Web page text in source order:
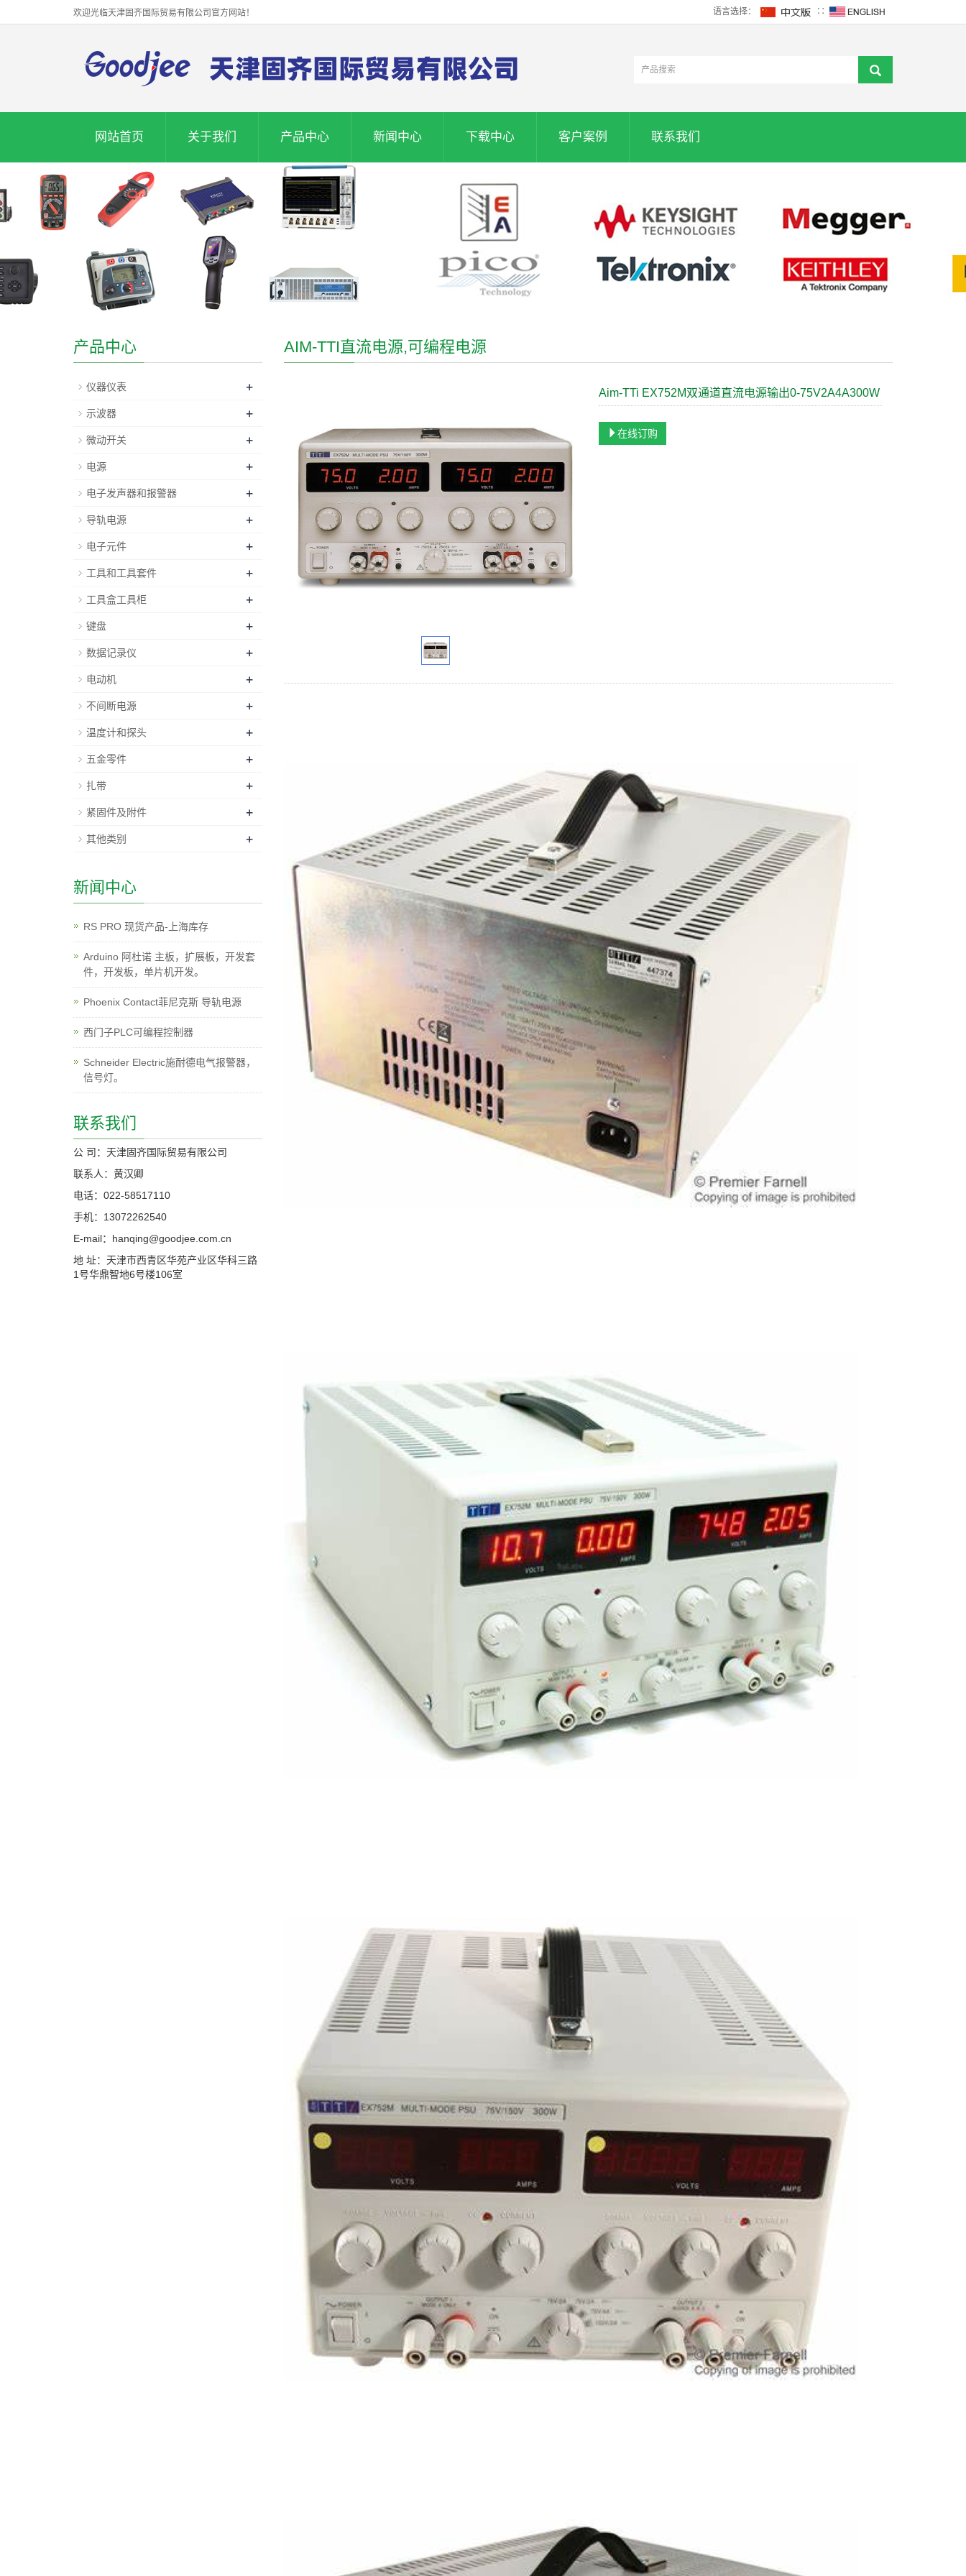
欢迎光临天津固齐国际贸易有限公司官方网站！ 语言选择： ∷
网站首页 关于我们 产品中心 新闻中心 下载中心 客户案例 联系我们
AIM-TTI直流电源,可编程电源
Aim-TTi EX752M双通道直流电源输出0-75V2A4A300W
在线订购
产品中心
仪器仪表 +
示波器 +
微动开关 +
电源 +
电子发声器和报警器 +
导轨电源 +
电子元件 +
工具和工具套件 +
工具盒工具柜 +
键盘 +
数据记录仪 +
电动机 +
不间断电源 +
温度计和探头 +
五金零件 +
扎带 +
紧固件及附件 +
其他类别 +
新闻中心
RS PRO 现货产品-上海库存
Arduino 阿杜诺 主板，扩展板，开发套
件，开发板，单片机开发。
Phoenix Contact菲尼克斯 导轨电源
西门子PLC可编程控制器
Schneider Electric施耐德电气报警器，
信号灯。
联系我们
公 司：天津固齐国际贸易有限公司
联系人：黄汉卿
电话：022-58517110
手机：13072262540
E-mail：hanqing@goodjee.com.cn
地 址：天津市西青区华苑产业区华科三路
1号华鼎智地6号楼106室